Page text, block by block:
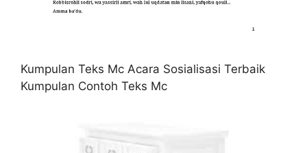
Kumpulan Teks Mc Acara Sosialisasi Terbaik
Kumpulan Contoh Teks Mc